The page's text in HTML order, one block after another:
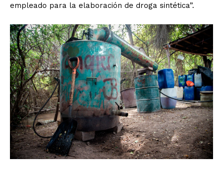
El Suplemento
empleado para la elaboración de droga sintética”.